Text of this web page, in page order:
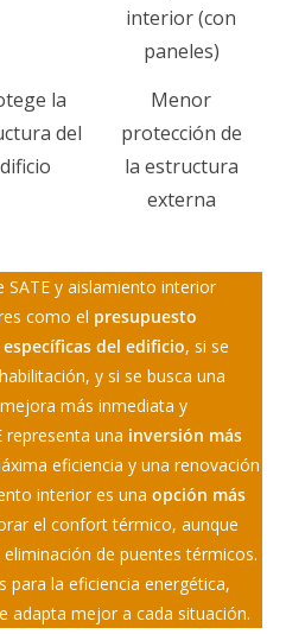
interior (con
paneles)
la
del
Menor
protección de
la estructura
externa
SATE y aislamiento interior
como el presupuesto
del edificio, si se
y si se busca una
más inmediata y
representa una inversión más
eficiencia y una renovación
interior es una opción más
el confort térmico, aunque
de puentes térmicos.
para la eficiencia energética,
adapta mejor a cada situación.